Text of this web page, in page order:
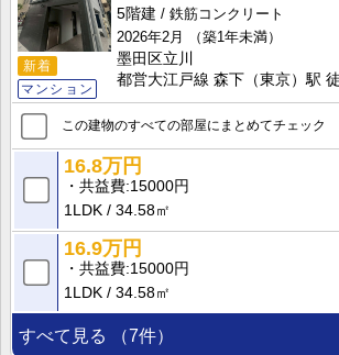
新着
マンション
5階建
鉄筋コンクリート
2026年2月
（築1年未満）
墨田区立川
都営大江戸線 森下（東京）駅
この建物のすべての部屋にまとめてチェック
16.8万円
共益費 15000円
1LDK
34.58㎡
16.9万円
共益費 15000円
1LDK
34.58㎡
すべて見る （7件）